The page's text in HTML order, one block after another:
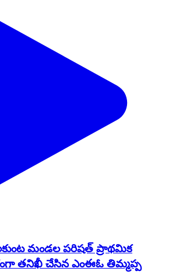
మండల పరిషత్ ప్రాథమిక
తనిఖీ చేసిన ఎంఈఓ తిమ్మప్ప